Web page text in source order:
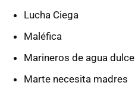
Lucha Ciega
Maléfica
Marineros de agua dulce
Marte necesita madres